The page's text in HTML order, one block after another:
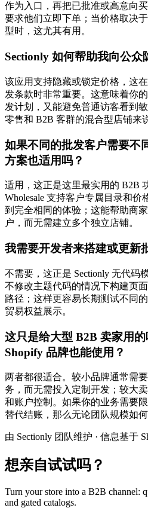
作为入口，再把已批准或高意向
要求他们立即下单；当价格取决
型时，这尤其有用。
Sectionly 如何帮助我向公众
该应用支持隐藏或锁定价格，这
发条款时非常重要。这意味着你
发计划，又能避免普通访客看到
零售和 B2B 客群的混合型店铺来
如果不同的批发客户需要不
方案也适用吗？
适用，这正是这里最实用的 B2B
Wholesale 支持客户专属目录和
到完全相同的体验；这能帮助商
户，而无需建立多个独立店铺。
我需要开发者来搭建或更新
不需要，这正是 Sectionly 无代码
不修改主题代码的情况下构建页
路径；这样更容易长期测试不同
贸易权益展示。
这只是给大型 B2B 卖家用
Shopify 品牌也能使用？
两者都很适合。较小品牌通常需
务，而无需投入定制开发；较大
和账户控制。如果你的业务需要
替代结账，那么无论团队规模如
由 Sectionly 团队维护 · 信息基于
想亲自试试吗？
Turn your store into a B2B channel:
and gated catalogs.